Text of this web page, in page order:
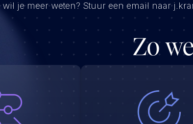
wil je meer weten? Stuur een email naar
Zo